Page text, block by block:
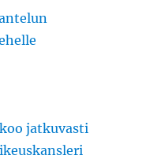
jatkuvasti